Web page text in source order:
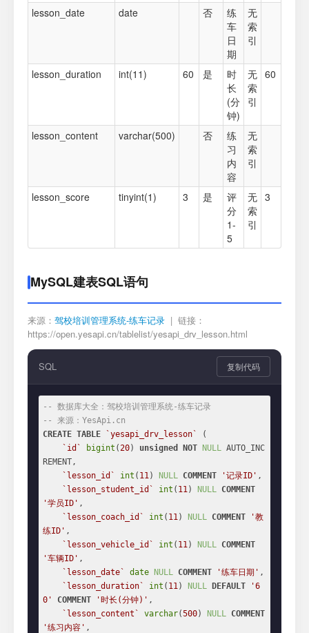
lesson_date
date 否
练
车
日
期
无
索
引
lesson_duration int(11) 60 是
时
长
(分
钟)
无
索
引
60
lesson_content varchar(500) 否
练
习
内
容
无
索
引
lesson_score tinyint(1) 3 是
评
分
1-
5
无
索
引
3
MySQL建表SQL语句
来源： 驾校培训管理系统-练车记录 | 链接：
https://open.yesapi.cn/tablelist/yesapi_drv_lesson.html
SQL 复制代码
-- 数据库大全：驾校培训管理系统-练车记录
-- 来源：YesApi.cn
CREATE TABLE `yesapi_drv_lesson`
(
`id`
bigint (20) unsigned NOT NULL AUTO_INC
REMENT,
`lesson_id`
int ( 11) NULL COMMENT '记录ID' ,
`lesson_student_id`
int ( 11) NULL COMMENT
'学员ID' ,
`lesson_coach_id`
int ( 11) NULL COMMENT
'教
练ID' ,
`lesson_vehicle_id`
int ( 11) NULL COMMENT
'车辆ID' ,
`lesson_date`
date NULL COMMENT '练车日期' ,
`lesson_duration`
int ( 11) NULL DEFAULT
'6
0'
COMMENT '时长(分钟)' ,
`lesson_content`
varchar(500) NULL COMMENT
'练习内容' ,